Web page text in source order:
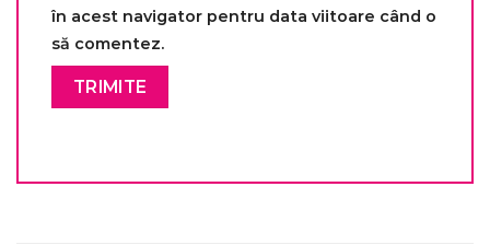
în acest navigator pentru data viitoare când o
să comentez.